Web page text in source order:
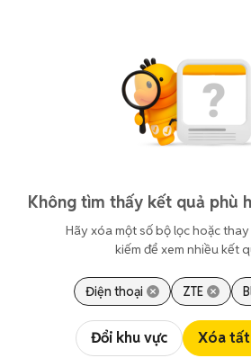
Không tìm thấy kết quả phù
Hãy xóa một số bộ lọc hoặc
kiếm để xem nhiều kết
Điện thoại ZTE
Đổi khu vực Xóa tất